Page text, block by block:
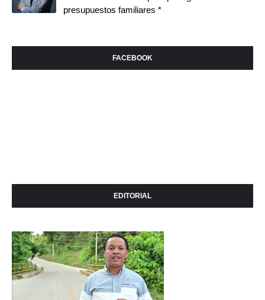
presupuestos familiares *
FACEBOOK
EDITORIAL